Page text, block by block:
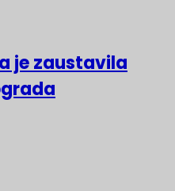
je zaustavila